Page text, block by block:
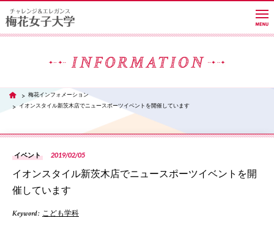
キャンパスライフ
TOP 梅花インフォメーション
イオンスタイル新茨木店でニュースポーツイベントを開催しています
イベント 2019/02/05
イオンスタイル新茨木店でニュースポーツイベントを開
催しています
Keyword : こども学科